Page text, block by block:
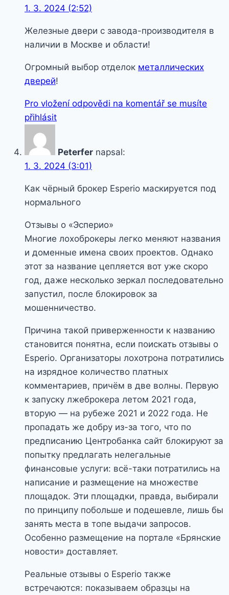
1. 3. 2024 (2:52)
Железные двери с завода-производителя в
наличии в Москве и области!
Огромный выбор отделок металлических
дверей!
Pro vložení odpovědi na komentář se musíte
přihlásit
Peterfer napsal:
1. 3. 2024 (3:01)
Как чёрный брокер Esperio маскируется под
нормального
Отзывы о «Эсперио»
Многие лохоброкеры легко меняют названия
и доменные имена своих проектов. Однако
этот за название цепляется вот уже скоро
год, даже несколько зеркал последовательно
запустил, после блокировок за
мошенничество.
Причина такой приверженности к названию
становится понятна, если поискать отзывы о
Esperio. Организаторы лохотрона потратились
на изрядное количество платных
комментариев, причём в две волны. Первую
к запуску лжеброкера летом 2021 года,
вторую — на рубеже 2021 и 2022 года. Не
пропадать же добру из-за того, что по
предписанию Центробанка сайт блокируют за
попытку предлагать нелегальные
финансовые услуги: всё-таки потратились на
написание и размещение на множестве
площадок. Эти площадки, правда, выбирали
по принципу побольше и подешевле, лишь бы
занять места в топе выдачи запросов.
Особенно размещение на портале «Брянские
новости» доставляет.
Реальные отзывы о Esperio также
встречаются: показываем образцы на